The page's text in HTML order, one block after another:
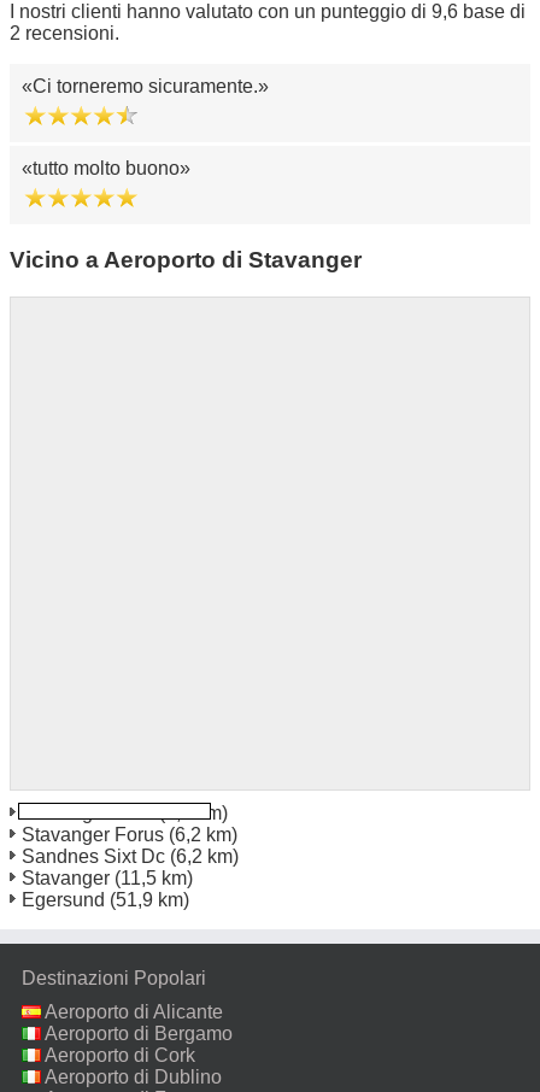
I nostri clienti hanno valutato con un punteggio di 9,6 base di
2 recensioni.
Ci torneremo sicuramente.
tutto molto buono
Vicino a Aeroporto di Stavanger
(1,6 km)
Stavanger Forus (6,2 km)
Sandnes Sixt Dc (6,2 km)
Stavanger (11,5 km)
Egersund (51,9 km)
Destinazioni Popolari
Aeroporto di Alicante
Aeroporto di Bergamo
Aeroporto di Cork
Aeroporto di Dublino